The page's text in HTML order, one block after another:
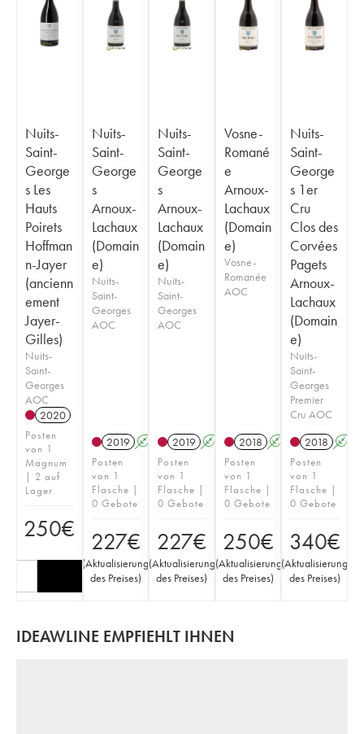
Nuits-
Saint-
George
s Les
Hauts
Poirets
Hoffman
n-Jayer
(ancienn
ement
Jayer-
Gilles)
Nuits-
Saint-
Georges
AOC
2020
Posten
von 1
Magnum
| 2 auf
Lager
250€
Nuits-
Saint-
George
s
Arnoux-
Lachaux
(Domain
e)
Nuits-
Saint-
Georges
AOC
2019 A
Posten
von 1
Flasche |
0 Gebote
227€
(Aktualisierung
des Preises)
Nuits-
Saint-
George
s
Arnoux-
Lachaux
(Domain
e)
Nuits-
Saint-
Georges
AOC
2019 A
Posten
von 1
Flasche |
0 Gebote
227€
(Aktualisierung
des Preises)
Vosne-
Romané
e
Arnoux-
Lachaux
(Domain
e)
Vosne-
Romanée
AOC
2018 A
Posten
von 1
Flasche |
0 Gebote
250€
(Aktualisierung
des Preises)
Nuits-
Saint-
George
s 1er
Cru
Clos des
Corvées
Pagets
Arnoux-
Lachaux
(Domain
e)
Nuits-
Saint-
Georges
Premier
Cru AOC
2018 A
Posten
von 1
Flasche |
0 Gebote
340€
(Aktualisierung
des Preises)
IDEAWLINE EMPFIEHLT IHNEN